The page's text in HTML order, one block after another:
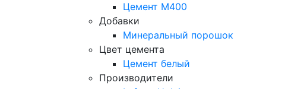
Цемент М400
Добавки
Минеральный порошок
Цвет цемента
Цемент белый
Производители